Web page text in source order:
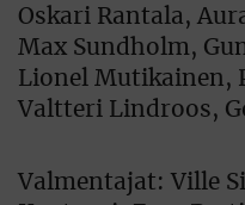
Oskari Rantala,
Max Sundholm,
Lionel Mutikainen,
Valtteri Lindroos,
Valmentajat: Ville